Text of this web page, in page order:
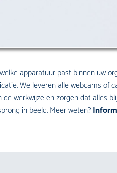
apparatuur past binnen uw
We leveren alle webcams of
werkwijze en zorgen dat alles
in beeld. Meer weten?